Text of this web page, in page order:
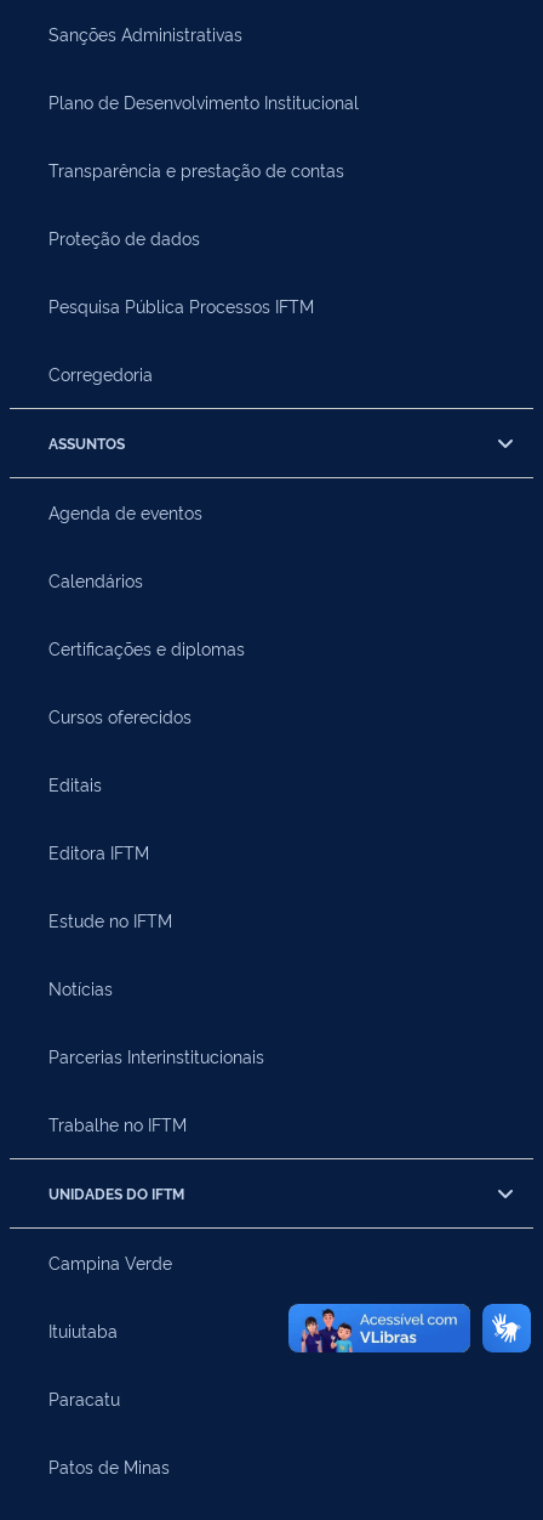
Sanções Administrativas
Plano de Desenvolvimento Institucional
Transparência e prestação de contas
Proteção de dados
Pesquisa Pública Processos IFTM
Corregedoria
ASSUNTOS
Agenda de eventos
Calendários
Certificações e diplomas
Cursos oferecidos
Editais
Editora IFTM
Estude no IFTM
Notícias
Parcerias Interinstitucionais
Trabalhe no IFTM
UNIDADES DO IFTM
Campina Verde
Ituiutaba
Paracatu
Patos de Minas